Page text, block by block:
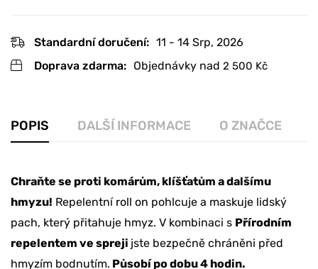
Standardní doručení: 11 - 14 Srp, 2026
Doprava zdarma: Objednávky nad 2 500 Kč
POPIS DALŠÍ INFORMACE O ZNAČCE
Chraňte se proti komárům, klíšťatům a dalšímu
hmyzu! Repelentní roll on pohlcuje a maskuje lidský
pach, který přitahuje hmyz. V kombinaci s Přírodním
repelentem ve spreji jste bezpečně chráněni před
hmyzím bodnutím. Působí po dobu 4 hodin.